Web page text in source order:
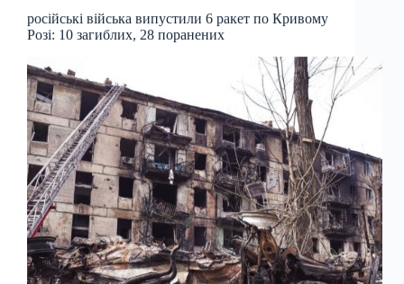
російські війська випустили 6 ракет по Кривому
Розі: 10 загиблих, 28 поранених